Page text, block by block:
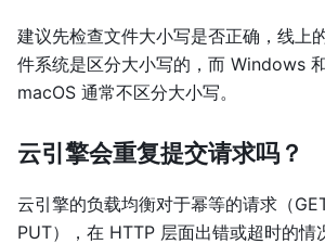
建议先检查文件大小写是否正确，线上
件系统是区分大小写的，而 Windows
macOS 通常不区分大小写。
云引擎会重复提交请求吗？
云引擎的负载均衡对于幂等的请求（GET
PUT），在 HTTP 层面出错或超时的情